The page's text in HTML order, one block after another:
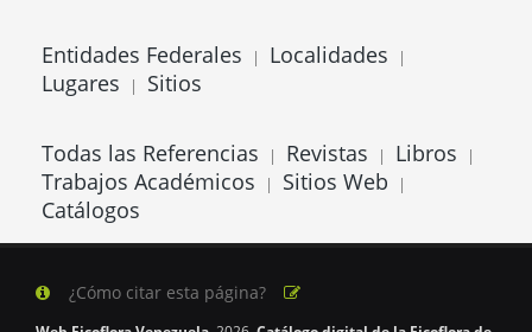
Entidades Federales | Localidades |
Lugares | Sitios
Todas las Referencias | Revistas | Libros |
Trabajos Académicos | Sitios Web |
Catálogos
¿Cómo citar esta página?